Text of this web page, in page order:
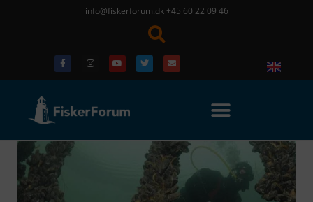
info@fiskerforum.dk +45 60 22 09 46